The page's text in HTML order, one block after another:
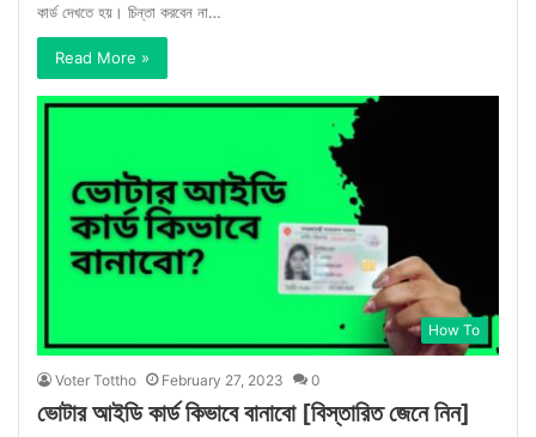
কার্ড দেখতে হয়। চিন্তা করবেন না…
Read More »
How To
Voter Tottho February 27, 2023 0
ভোটার আইডি কার্ড কিভাবে বানাবো [বিস্তারিত জেনে নিন]